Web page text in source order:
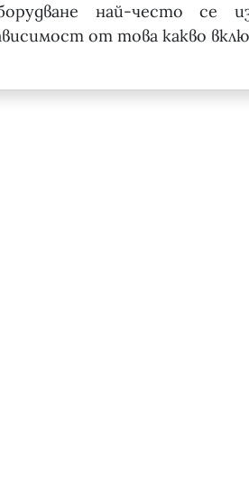
най-често се
от това какво